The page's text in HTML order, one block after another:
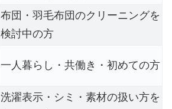
布団・羽毛布団のクリーニングを
検討中の方
一人暮らし・共働き・初めての方
洗濯表示・シミ・素材の扱い方を